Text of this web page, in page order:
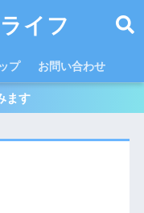
イフ
プ お問い合わせ
ます